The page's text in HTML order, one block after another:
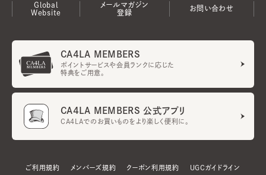
Global
Website
メールマガジン
登録
お問い合わせ
CA4LA MEMBERS
ポイントサービスや会員ランクに応じた
特典をご用意。
CA4LA MEMBERS 公式アプリ
CA4LAでのお買いものをより楽しく便利に。
ご利用規約 メンバーズ規約 クーポン利用規約 UGCガイドライン